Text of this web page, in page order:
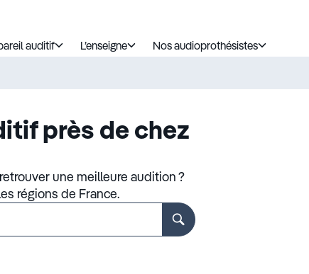
auditif L’enseigne Nos audioprothésistes
près de chez
une meilleure audition ?
régions de France.